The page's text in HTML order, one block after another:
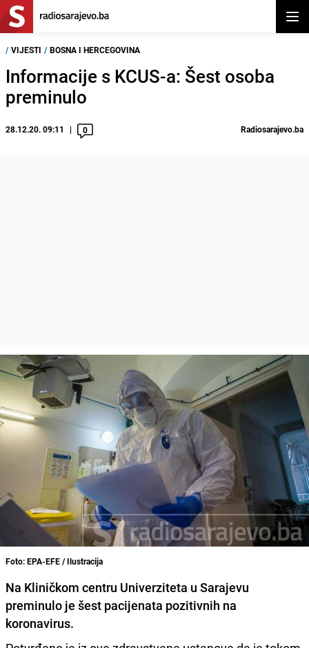
/ VIJESTI / BOSNA I HERCEGOVINA
Informacije s KCUS-a: Šest osoba
preminulo
28.12.20. 09:11 0 Radiosarajevo.ba
Foto: EPA-EFE / Ilustracija
Na Kliničkom centru Univerziteta u Sarajevu
preminulo je šest pacijenata pozitivnih na
koronavirus.